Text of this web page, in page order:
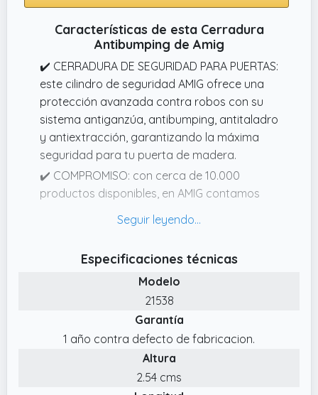
Características de esta Cerradura
Antibumping de Amig
✔️ CERRADURA DE SEGURIDAD PARA PUERTAS:
este cilindro de seguridad AMIG ofrece una
protección avanzada contra robos con su
sistema antiganzúa, antibumping, antitaladro
y antiextracción, garantizando la máxima
seguridad para tu puerta de madera.
✔️ COMPROMISO: con cerca de 10.000
productos disponibles, en AMIG contamos
distribuyendo productos de cerrajería,
menaje y hogar, electricidad, línea
profesional y protección y seguridad laboral.
Todos de la más alta calidad y fiabilidad.
✔️ RESISTENCIA Y DURABILIDAD: el doble
embrague permite abrir el cilindro desde el
exterior sin importar si la llave se ha quedado
dentro, haciendo que esta cerradura para
puerta sea ideal para mayores o situaciones
Especificaciones técnicas
Modelo
21538
Garantía
1 año contra defecto de fabricacion.
Altura
2.54 cms